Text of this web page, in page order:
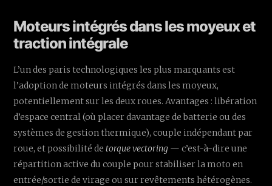
Moteurs intégrés dans les moyeux et
traction intégrale
L’un des paris technologiques les plus marquants est
l’adoption de moteurs intégrés dans les moyeux,
potentiellement sur les deux roues. Avantages : libération
d’espace central (où placer davantage de batterie ou des
systèmes de gestion thermique), couple indépendant par
roue, et possibilité detorque vectoring — c’est-à-dire une
répartition active du couple pour stabiliser la moto en
entrée/sortie de virage ou sur revêtements hétérogènes.